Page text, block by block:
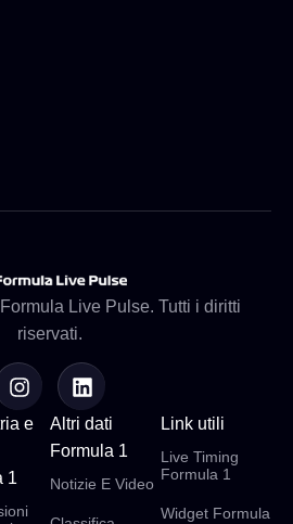
Live Pulse. Tutti i diritti
riservati.
e
1
Altri dati
Formula 1
Notizie E Video
Link utili
Live Timing
Formula 1
Widget Formula